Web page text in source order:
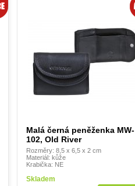
Malá černá peněženka MW-
102, Old River
Rozměry: 8,5 x 6,5 x 2 cm
Materiál: kůže
Krabička: NE
Skladem